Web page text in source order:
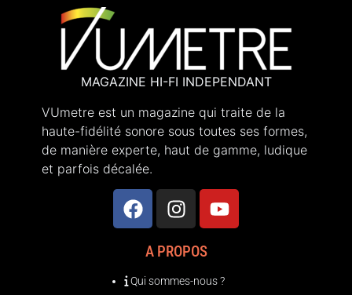
MAGAZINE HI-FI INDEPENDANT
VUmetre est un magazine qui traite de la
haute-fidélité sonore sous toutes ses formes,
de manière experte, haut de gamme, ludique
et parfois décalée.
A PROPOS
Qui sommes-nous ?